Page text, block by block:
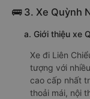
🚌 3. Xe Quỳnh
a. Giới thiệu xe
Xe đi Liên
tượng với
cao cấp nhất
thoải mái, nội